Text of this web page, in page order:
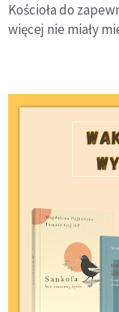
Kościoła do
więcej nie miały